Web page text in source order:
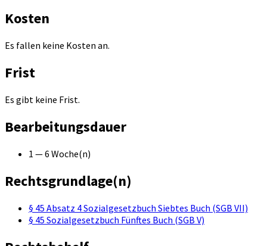
Kosten
Es fallen keine Kosten an.
Frist
Es gibt keine Frist.
Bearbeitungsdauer
1 — 6 Woche(n)
Rechtsgrundlage(n)
§ 45 Absatz 4 Sozialgesetzbuch Siebtes Buch (SGB VII)
§ 45 Sozialgesetzbuch Fünftes Buch (SGB V)